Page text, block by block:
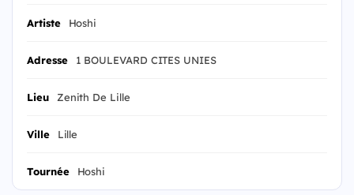
Artiste Hoshi
Adresse 1 BOULEVARD CITES UNIES
Lieu Zenith De Lille
Ville Lille
Tournée Hoshi